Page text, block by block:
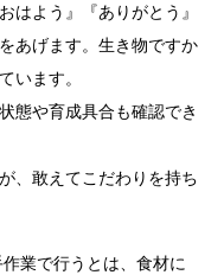
はよう』『ありがとう』
あげます。生き物ですか
います。
態や育成具合も確認でき
、敢えてこだわりを持ち
作業で行うとは、食材に